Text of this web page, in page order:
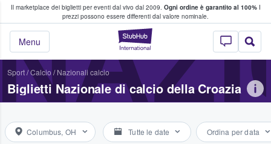
Il marketplace dei biglietti per eventi dal vivo dal 2009. Ogni ordine è garantito al 100%I
prezzi possono essere differenti dal valore nominale.
StubHub - Dove
Menu
fan comprano e vendono biglietti
Sport/Calcio / Nazionali calcio
Biglietti Nazionale di calcio della Croazia
Columbus, OH Tutte le date Ordina per data